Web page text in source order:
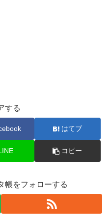
する
はてブ
コピー
帳をフォローする